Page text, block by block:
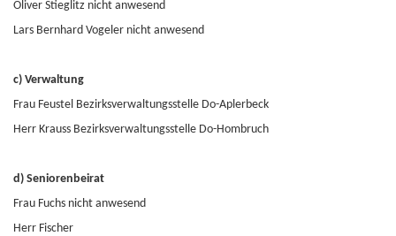
Oliver Stieglitz nicht anwesend
Lars Bernhard Vogeler nicht anwesend
c) Verwaltung
Frau Feustel Bezirksverwaltungsstelle Do-Aplerbeck
Herr Krauss Bezirksverwaltungsstelle Do-Hombruch
d) Seniorenbeirat
Frau Fuchs nicht anwesend
Herr Fischer